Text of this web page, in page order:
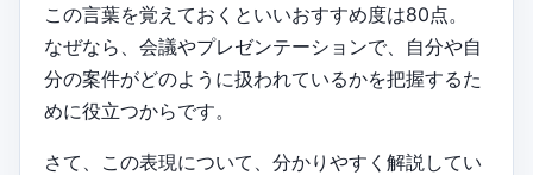
この言葉を覚えておくといいおすすめ度は80点。
なぜなら、会議やプレゼンテーションで、自分や自
分の案件がどのように扱われているかを把握するた
めに役立つからです。
さて、この表現について、分かりやすく解説してい